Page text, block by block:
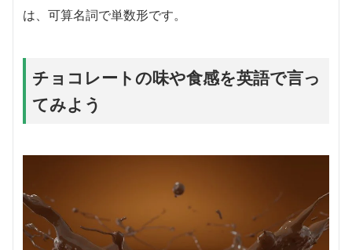
は、可算名詞で単数形です。
チョコレートの味や食感を英語で言っ
てみよう